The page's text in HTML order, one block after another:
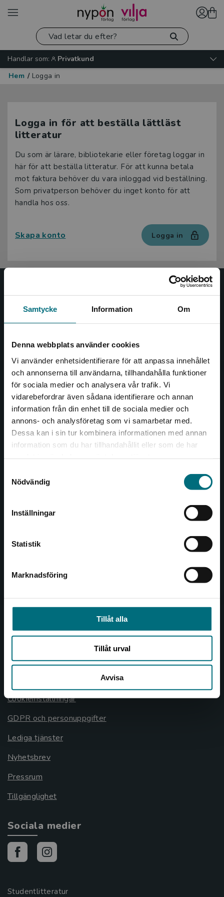
Samtycke Information Om
Denna webbplats använder cookies
Vi använder enhetsidentifierare för att anpassa innehållet
och annonserna till användarna, tillhandahålla funktioner
för sociala medier och analysera vår trafik. Vi
vidarebefordrar även sådana identifierare och annan
information från din enhet till de sociala medier och
annons- och analysföretag som vi samarbetar med.
Dessa kan i sin tur kombinera informationen med annan
information som du har tillhandahållit eller som de har
Nödvändig
Inställningar
Statistik
Marknadsföring
Tillåt alla
Tillåt urval
Avvisa
Begränsad fraktregion
Det verkar som att du besöker
Sverige. För att kunna slutföra ett köp måste
Handlar som:
Privatkund
Hem / Logga in
Logga in för att beställa lättläst
litteratur
Du som är lärare, bibliotekarie eller företag loggar in
här för att beställa litteratur. För att kunna betala
mot faktura behöver du vara inloggad vid beställning.
Som privatperson behöver du inget konto för att
handla hos oss.
Skapa konto Logga in
Nypon och Vilja
Nypon och Vilja förlag ger ut böcker som väcker läslust
såväl barn som vuxna.
Nypon och Vilja förlag är en del av Studentlitteratur.
Kontakta oss
Kontakta oss
046-31 20 00
Box 141
Besöksadress:
Åkergränden 1
Kontakta kundservice
Köpvillkor
Allmänna länkar
Om oss
Cookieinställningar
GDPR och personuppgifter
Lediga tjänster
Nyhetsbrev
Pressrum
Tillgänglighet
Sociala medier
Studentlitteratur